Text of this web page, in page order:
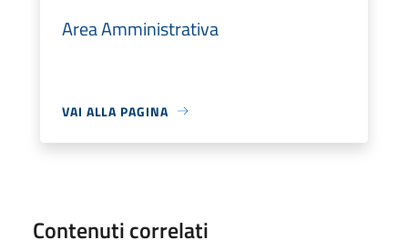
Area Amministrativa
VAI ALLA PAGINA
Contenuti correlati